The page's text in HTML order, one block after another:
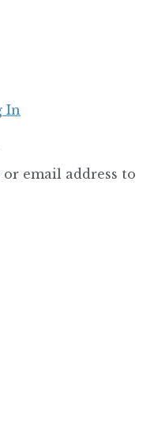
In
email address to